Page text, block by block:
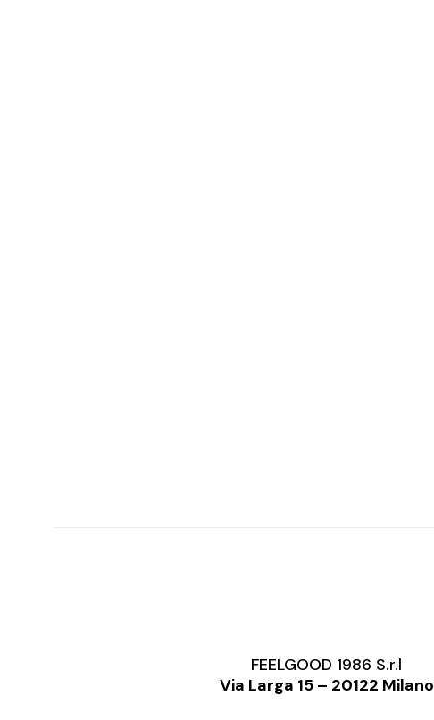
FEELGOOD 1986 S.r.l
Via Larga 15 – 20122 Milano